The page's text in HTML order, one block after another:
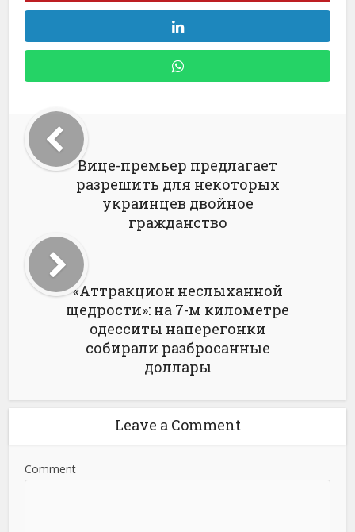
Вице-премьер предлагает
разрешить для некоторых
украинцев двойное
гражданство
«Аттракцион неслыханной
щедрости»: на 7-м километре
одесситы наперегонки
собирали разбросанные
доллары
Leave a Comment
Comment